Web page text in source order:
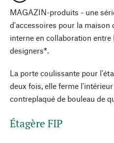
MAGAZIN-produits - une
d'accessoires pour la maison
interne en collaboration entre
designers*.
La porte coulissante pour
deux fois, elle ferme
contreplaqué de bouleau de
Étagère FIP